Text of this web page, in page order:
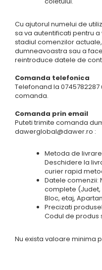
Cu ajutorul numelui de
sa va autentificati pentru
stadiul comenzilor
dumneavoastra sau a
reintroduce datele de
Comanda telefonica
Telefonand la
comanda.
Comanda prin email
Puteti trimite comanda
dawerglobal@dawer.ro :
Metoda de
Deschidere la
curier rapid
Datele comenzii:
complete (Judet,
Bloc, etaj,
Precizati
Codul de produs
Nu exista valoare minima